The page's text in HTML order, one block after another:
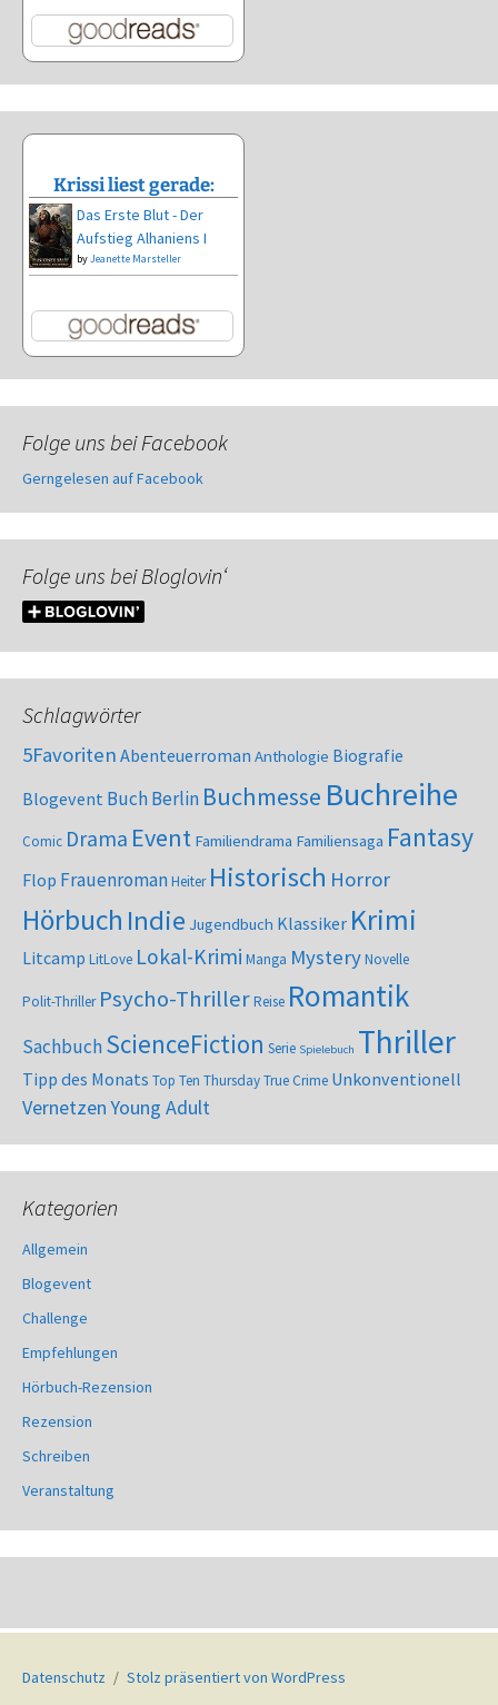
Krissi liest gerade:
Das Erste Blut - Der
Aufstieg Alhaniens I
byJeanette Marsteller
Folge uns bei Facebook
Gerngelesen auf Facebook
Folge uns bei Bloglovin‘
Schlagwörter
5Favoriten Abenteuerroman Anthologie Biografie
Blogevent Buch Berlin Buchmesse Buchreihe
Comic Drama Event Familiendrama Familiensaga Fantasy
Flop FrauenromanHeiter Historisch Horror
Hörbuch Indie Jugendbuch Klassiker Krimi
Litcamp LitLove Lokal-Krimi Manga MysteryNovelle
Polit-Thriller Psycho-ThrillerReise Romantik
SachbuchScienceFiction Serie Spielebuch Thriller
Tipp des Monats Top Ten ThursdayTrue Crime Unkonventionell
VernetzenYoung Adult
Kategorien
Allgemein
Blogevent
Challenge
Empfehlungen
Hörbuch-Rezension
Rezension
Schreiben
Veranstaltung
Datenschutz Stolz präsentiert von WordPress